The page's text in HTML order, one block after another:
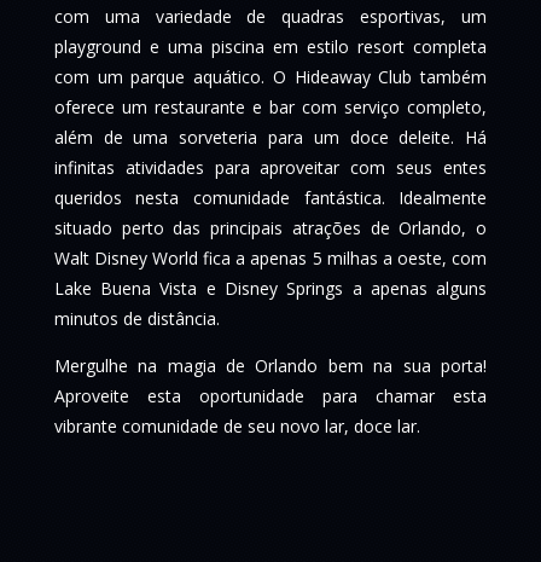
com uma variedade de quadras esportivas, um
playground e uma piscina em estilo resort completa
com um parque aquático. O Hideaway Club também
oferece um restaurante e bar com serviço completo,
além de uma sorveteria para um doce deleite. Há
infinitas atividades para aproveitar com seus entes
queridos nesta comunidade fantástica. Idealmente
situado perto das principais atrações de Orlando, o
Walt Disney World fica a apenas 5 milhas a oeste, com
Lake Buena Vista e Disney Springs a apenas alguns
minutos de distância.
Mergulhe na magia de Orlando bem na sua porta!
Aproveite esta oportunidade para chamar esta
vibrante comunidade de seu novo lar, doce lar.